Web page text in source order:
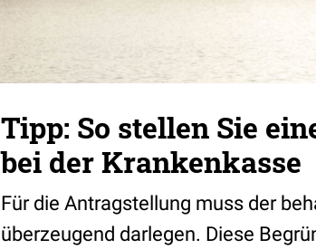
Tipp: So stellen Sie
bei der Krankenkasse
Für die Antragstellung muss der
überzeugend darlegen. Diese